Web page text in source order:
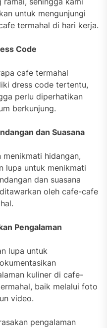
untuk mengunjungi
termahal di hari kerja.
Code
cafe termahal
dress code tertentu,
perlu diperhatikan
berkunjung.
dan Suasana
menikmati hidangan,
lupa untuk menikmati
dan suasana
oleh cafe-cafe
Pengalaman
lupa untuk
kuliner di cafe-
baik melalui foto
video.
pengalaman